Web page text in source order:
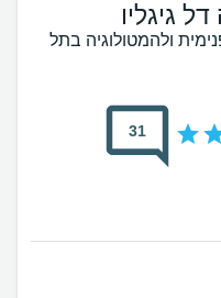
גיגליו
ולהמטולוגיה בתל
31